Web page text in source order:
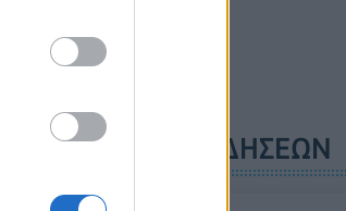
ΡΟΗ ΕΙΔΗΣΕΩΝ